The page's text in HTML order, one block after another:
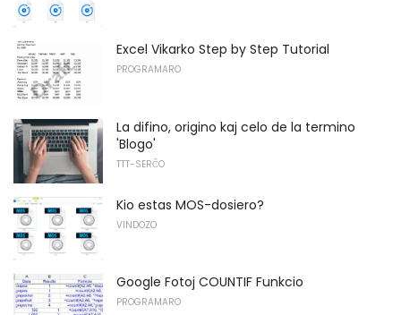
Excel Vikarko Step by Step Tutorial
PROGRAMARO
La difino, origino kaj celo de la termino
'Blogo'
TTT-SERĈO
Kio estas MOS-dosiero?
VINDOZO
Google Fotoj COUNTIF Funkcio
PROGRAMARO